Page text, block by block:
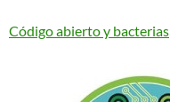
Código abierto y bacterias